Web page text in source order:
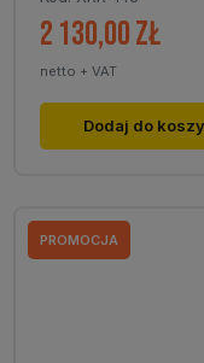
2 130,00zł
netto + VAT
Dodaj do
PROMOCJA